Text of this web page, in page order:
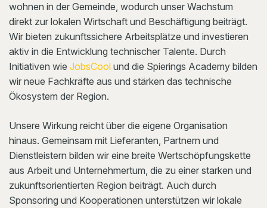
wohnen in der Gemeinde, wodurch unser Wachstum
direkt zur lokalen Wirtschaft und Beschäftigung beiträgt.
Wir bieten zukunftssichere Arbeitsplätze und investieren
aktiv in die Entwicklung technischer Talente. Durch
Initiativen wie JobsCool und die Spierings Academy bilden
wir neue Fachkräfte aus und stärken das technische
Ökosystem der Region.
Unsere Wirkung reicht über die eigene Organisation
hinaus. Gemeinsam mit Lieferanten, Partnern und
Dienstleistern bilden wir eine breite Wertschöpfungskette
aus Arbeit und Unternehmertum, die zu einer starken und
zukunftsorientierten Region beiträgt. Auch durch
Sponsoring und Kooperationen unterstützen wir lokale